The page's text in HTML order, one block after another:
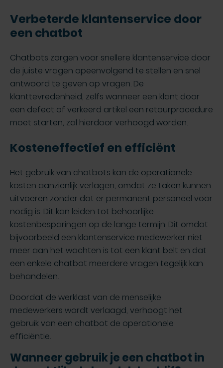
Verbeterde klantenservice door
een chatbot
Chatbots zorgen voor snellere klantenservice door
de juiste vragen opeenvolgend te stellen en snel
antwoord te geven op vragen. De
klanttevredenheid, zelfs wanneer een klant door
een defect of verkeerd artikel een retourprocedure
moet starten, zal hierdoor verhoogd worden.
Kosteneffectief en efficiënt
Het gebruik van chatbots kan de operationele
kosten aanzienlijk verlagen, omdat ze taken kunnen
uitvoeren zonder dat er permanent personeel voor
nodig is. Dit kan leiden tot behoorlijke
kostenbesparingen op de lange termijn. Dit omdat
bijvoorbeeld een klantenservice medewerker niet
meer aan het wachten is tot een klant belt en dat
een enkele chatbot meerdere vragen tegelijk kan
behandelen.
Doordat de werklast van de menselijke
medewerkers wordt verlaagd, verhoogt het
gebruik van een chatbot de operationele
efficiëntie.
Wanneer gebruik je een chatbot in